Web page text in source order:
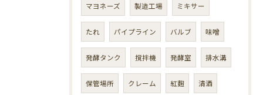
マヨネーズ 製造工場 ミキサー
たれ パイプライン バルブ 味噌
発酵タンク 撹拌機 発酵室 排水溝
保管場所 クレーム 紅麴 清酒